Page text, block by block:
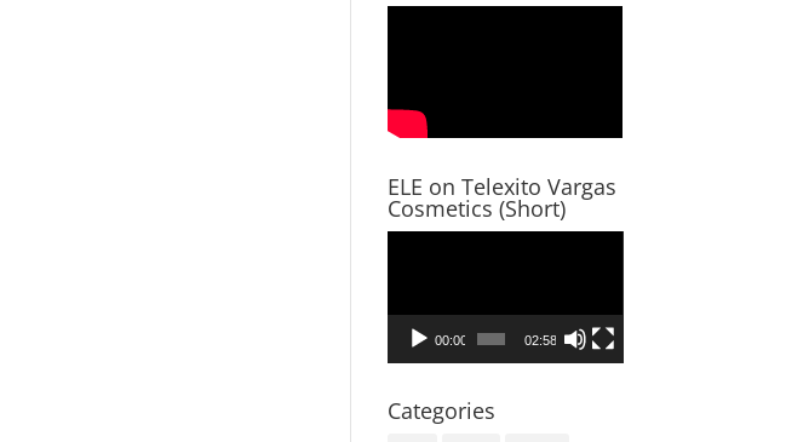
ELE on Telexito Vargas
Cosmetics (Short)
00:00 02:58
Categories